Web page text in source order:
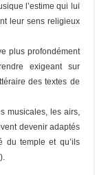
l’estime qui lui
leur sens religieux
plus profondément
exigeant sur
des textes de
les airs,
devenir adaptés
du temple et qu’ils